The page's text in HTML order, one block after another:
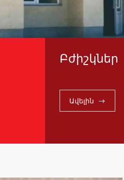
Բժիշկներ
Ավելին